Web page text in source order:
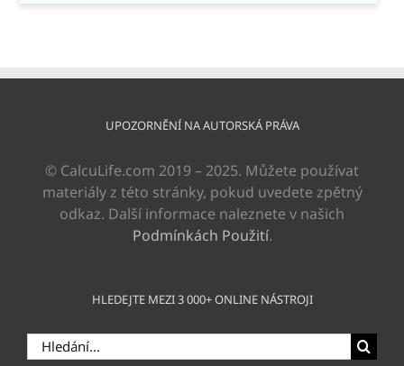
UPOZORNĚNÍ NA AUTORSKÁ PRÁVA
© CalcuLife.com 2019 – 2025. Můžete používat
materiály z této stránky, pokud uvedete zpětný
odkaz. Další informace naleznete v našich
Podmínkách Použití.
HLEDEJTE MEZI 3 000+ ONLINE NÁSTROJI
Hledat: